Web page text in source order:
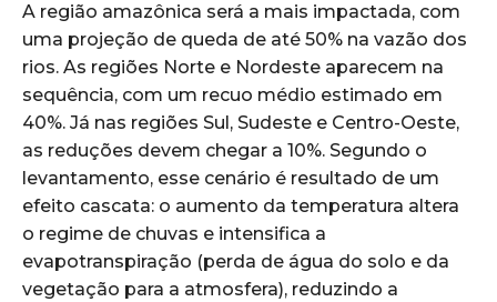
A região amazônica será a mais impactada, com
uma projeção de queda de até 50% na vazão dos
rios. As regiões Norte e Nordeste aparecem na
sequência, com um recuo médio estimado em
40%. Já nas regiões Sul, Sudeste e Centro-Oeste,
as reduções devem chegar a 10%. Segundo o
levantamento, esse cenário é resultado de um
efeito cascata: o aumento da temperatura altera
o regime de chuvas e intensifica a
evapotranspiração (perda de água do solo e da
vegetação para a atmosfera), reduzindo a